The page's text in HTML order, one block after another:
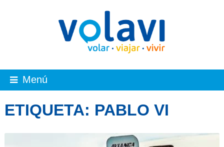
Menú
ETIQUETA: PABLO VI